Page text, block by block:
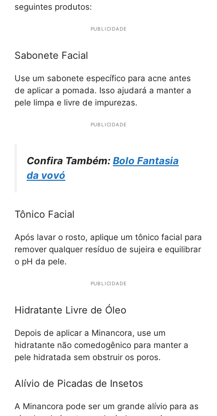
seguintes produtos:
PUBLICIDADE
Sabonete Facial
Use um sabonete específico para acne antes
de aplicar a pomada. Isso ajudará a manter a
pele limpa e livre de impurezas.
PUBLICIDADE
Confira Também: Bolo Fantasia
da vovó
Tônico Facial
Após lavar o rosto, aplique um tônico facial para
remover qualquer resíduo de sujeira e equilibrar
o pH da pele.
PUBLICIDADE
Hidratante Livre de Óleo
Depois de aplicar a Minancora, use um
hidratante não comedogênico para manter a
pele hidratada sem obstruir os poros.
Alívio de Picadas de Insetos
A Minancora pode ser um grande alívio para as